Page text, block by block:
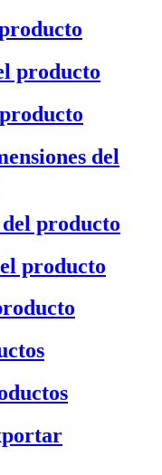
producto
del
producto
producto